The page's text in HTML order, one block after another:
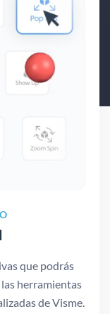
que podrás
herramientas
de Visme.